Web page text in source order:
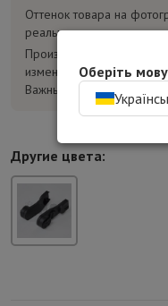
Оттенок товара на
реального.
Производитель может
изменять конструкцию,
Важные параметры
Другие цвета:
Оберіть